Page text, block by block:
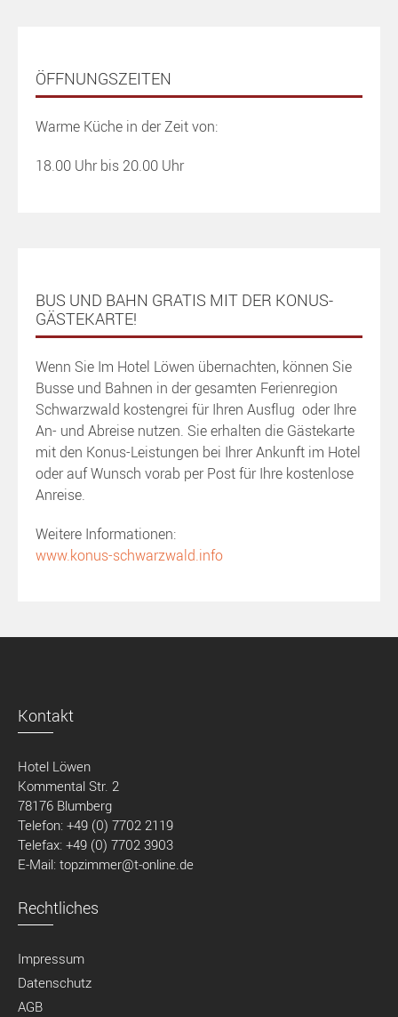
ÖFFNUNGSZEITEN
Warme Küche in der Zeit von:
18.00 Uhr bis 20.00 Uhr
BUS UND BAHN GRATIS MIT DER KONUS-
GÄSTEKARTE!
Wenn Sie Im Hotel Löwen übernachten, können Sie
Busse und Bahnen in der gesamten Ferienregion
Schwarzwald kostengrei für Ihren Ausflug oder Ihre
An- und Abreise nutzen. Sie erhalten die Gästekarte
mit den Konus-Leistungen bei Ihrer Ankunft im Hotel
oder auf Wunsch vorab per Post für Ihre kostenlose
Anreise.
Weitere Informationen:
www.konus-schwarzwald.info
Kontakt
Hotel Löwen
Kommental Str. 2
78176 Blumberg
Telefon: +49 (0) 7702 2119
Telefax: +49 (0) 7702 3903
E-Mail: topzimmer@t-online.de
Rechtliches
Impressum
Datenschutz
AGB